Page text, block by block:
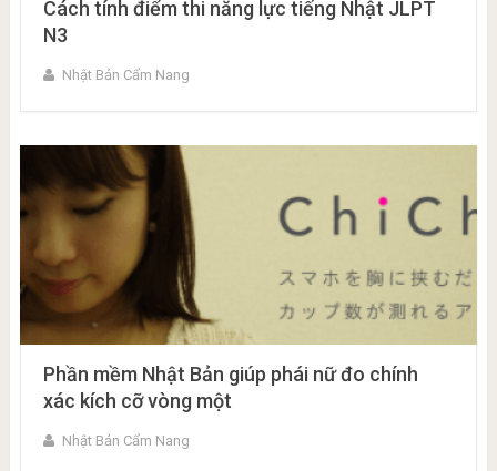
Cách tính điểm thi năng lực tiếng Nhật JLPT
N3
Nhật Bản Cẩm Nang
Phần mềm Nhật Bản giúp phái nữ đo chính
xác kích cỡ vòng một
Nhật Bản Cẩm Nang